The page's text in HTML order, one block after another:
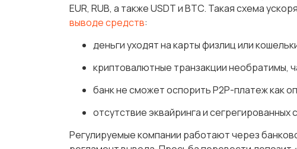
EUR, RUB, а также USDT и BTC. Такая схема
выводе средств:
деньги уходят на карты физлиц или
криптовалютные транзакции необратимы,
банк не сможет оспорить P2P-платеж как
отсутствие эквайринга и
Регулируемые компании работают через